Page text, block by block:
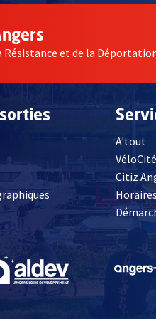
et de la Déportation
fenêtre
A'tout
VéloCité
Citiz
, Ouvre une